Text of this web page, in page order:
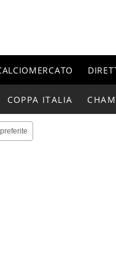
COPPA ITALIA